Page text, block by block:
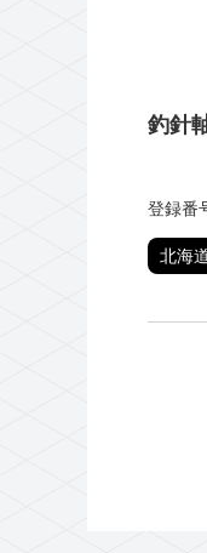
釣針
登録番
北海